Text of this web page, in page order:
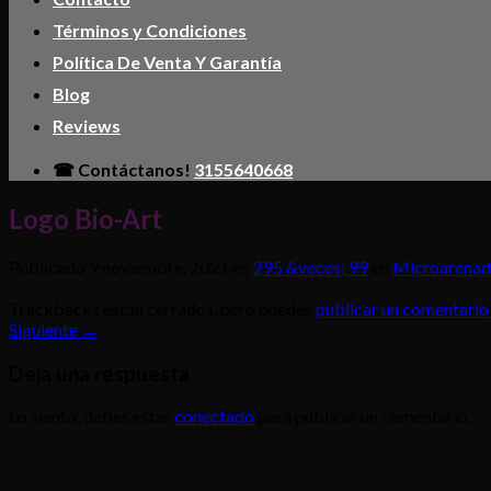
Términos y Condiciones
Política De Venta Y Garantía
Blog
Reviews
☎ Contáctanos! 3155640668
Logo Bio-Art
295 &veces; 99en
publicar un comentario
Siguiente →
conectado